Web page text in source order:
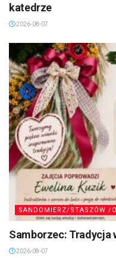
katedrze
2026-08-07
SANDOMIERZ/STASZÓW /
Samborzec: Tradycja
2026-08-07